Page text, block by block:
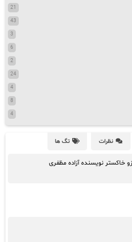
21
43
3
6
2
24
4
8
4
نظرات تگ ها
خاکستر نویسنده آزاده مظفری